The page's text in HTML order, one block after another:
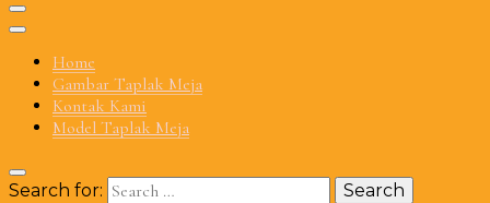
Home
Gambar Taplak Meja
Kontak Kami
Model Taplak Meja
Search for: